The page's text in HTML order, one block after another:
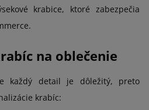
krabice, ktoré zabezpečia
na oblečenie
každý detail je dôležitý, preto
krabíc: